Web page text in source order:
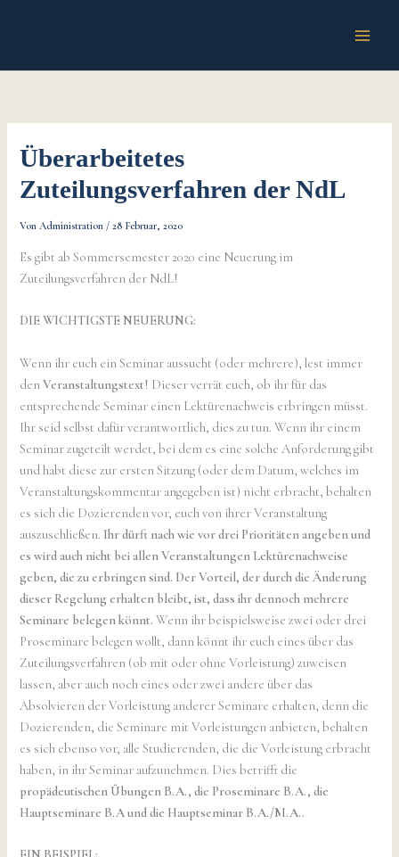
Überarbeitetes
Zuteilungsverfahren der NdL
VonAdministration /28 Februar, 2020
Es gibt ab Sommersemester 2020 eine Neuerung im
Zuteilungsverfahren der NdL!
DIE WICHTIGSTE NEUERUNG:
Wenn ihr euch ein Seminar aussucht (oder mehrere), lest immer
denVeranstaltungstext! Dieser verrät euch, ob ihr für das
entsprechende Seminar einen Lektürenachweis erbringen müsst.
Ihr seid selbst dafür verantwortlich, dies zu tun. Wenn ihr einem
Seminar zugeteilt werdet, bei dem es eine solche Anforderung gibt
und habt diese zur ersten Sitzung (oder dem Datum, welches im
Veranstaltungskommentar angegeben ist) nicht erbracht, behalten
es sich die Dozierenden vor, euch von ihrer Veranstaltung
auszuschließen. Ihr dürft nach wie vor drei Prioritäten angeben und
es wird auch nicht bei allen Veranstaltungen Lektürenachweise
geben, die zu erbringen sind. Der Vorteil, der durch die Änderung
dieser Regelung erhalten bleibt, ist, dass ihr dennoch mehrere
Seminare belegen könnt. Wenn ihr beispielsweise zwei oder drei
Proseminare belegen wollt, dann könnt ihr euch eines über das
Zuteilungsverfahren (ob mit oder ohne Vorleistung) zuweisen
lassen, aber auch noch eines oder zwei andere über das
Absolvieren der Vorleistung anderer Seminare erhalten, denn die
Dozierenden, die Seminare mit Vorleistungen anbieten, behalten
es sich ebenso vor, alle Studierenden, die die Vorleistung erbracht
haben, in ihr Seminar aufzunehmen. Dies betrifft die
propädeutischen Übungen B.A., die Proseminare B.A., die
Hauptseminare B.A und die Hauptseminar B.A./M.A..